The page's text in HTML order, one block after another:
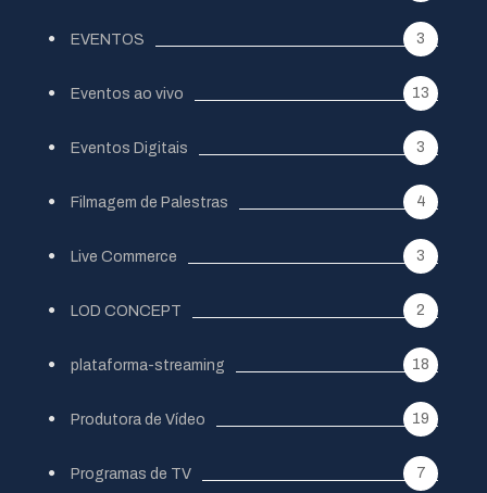
EVENTOS 3
Eventos ao vivo 13
Eventos Digitais 3
Filmagem de Palestras 4
Live Commerce 3
LOD CONCEPT 2
plataforma-streaming 18
Produtora de Vídeo 19
Programas de TV 7